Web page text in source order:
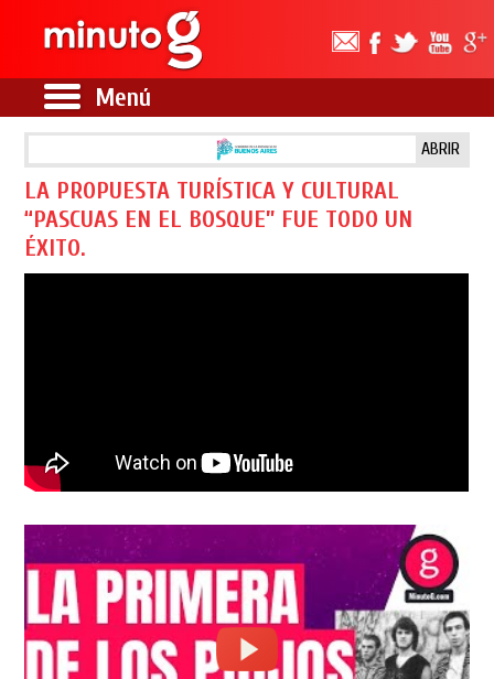
Menú
ABRIR
LA PROPUESTA TURÍSTICA Y CULTURAL
“PASCUAS EN EL BOSQUE” FUE TODO UN
ÉXITO.